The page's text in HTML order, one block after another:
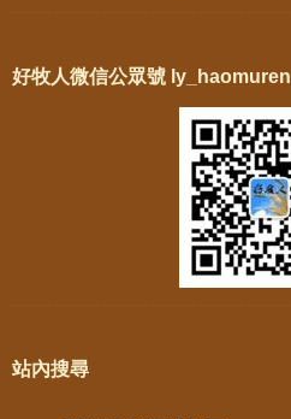
好牧人微信公眾號 ly_haomuren
站內搜尋